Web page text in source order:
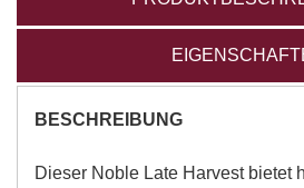
BESCHREIBUNG
Dieser Noble Late Harvest bietet